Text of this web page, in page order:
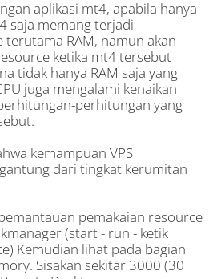
aplikasi mt4, apabila hanya
saja memang terjadi
RAM, namun akan
ketika mt4 tersebut
tidak hanya RAM saja yang
juga mengalami kenaikan
perhitungan yang
kemampuan VPS
dari tingkat kerumitan
pemakaian resource
(start - run - ketik
Kemudian lihat pada bagian
Sisakan sekitar 3000 (30